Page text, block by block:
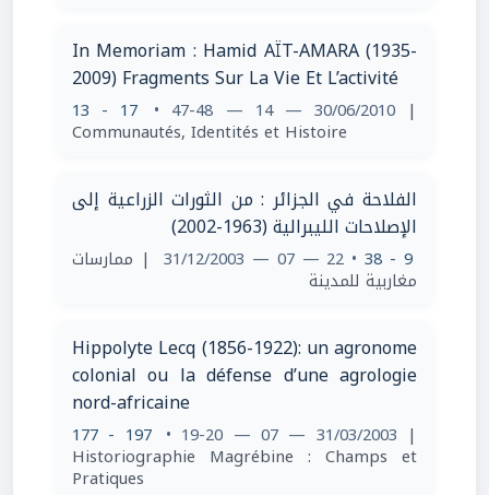
In Memoriam : Hamid AÏT-AMARA (1935-
2009) Fragments Sur La Vie Et L’activité
13 - 17 • 47-48 — 14 — 30/06/2010 |
Communautés, Identités et Histoire
الفلاحة في الجزائر : من الثورات الزراعية إلى
الإصلاحات الليبرالية (1963-2002)
9 - 38
• 22 — 07 — 31/12/2003 | ممارسات
مغاربية للمدينة
Hippolyte Lecq (1856-1922): un agronome
colonial ou la défense d’une agrologie
nord-africaine
177 - 197 • 19-20 — 07 — 31/03/2003 |
Historiographie Magrébine : Champs et
Pratiques